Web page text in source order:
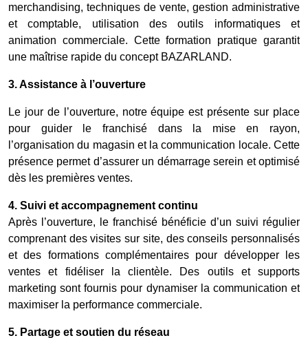
merchandising, techniques de vente, gestion administrative
et comptable, utilisation des outils informatiques et
animation commerciale. Cette formation pratique garantit
une maîtrise rapide du concept BAZARLAND.
3. Assistance à l’ouverture
Le jour de l’ouverture, notre équipe est présente sur place
pour guider le franchisé dans la mise en rayon,
l’organisation du magasin et la communication locale. Cette
présence permet d’assurer un démarrage serein et optimisé
dès les premières ventes.
4. Suivi et accompagnement continu
Après l’ouverture, le franchisé bénéficie d’un suivi régulier
comprenant des visites sur site, des conseils personnalisés
et des formations complémentaires pour développer les
ventes et fidéliser la clientèle. Des outils et supports
marketing sont fournis pour dynamiser la communication et
maximiser la performance commerciale.
5. Partage et soutien du réseau